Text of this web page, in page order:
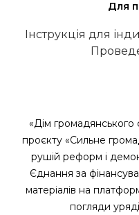
Для
Інструкція для
«Дім громадянського
проєкту «Сильне
рушій реформ і
Єднання за
матеріалів на
погляди